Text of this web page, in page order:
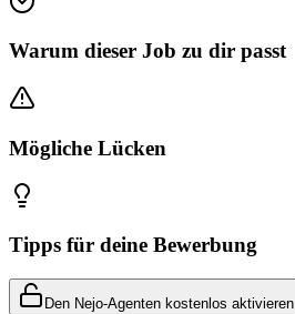
Warum dieser Job zu dir passt
Mögliche Lücken
Tipps für deine Bewerbung
Den Nejo-Agenten kostenlos aktivieren